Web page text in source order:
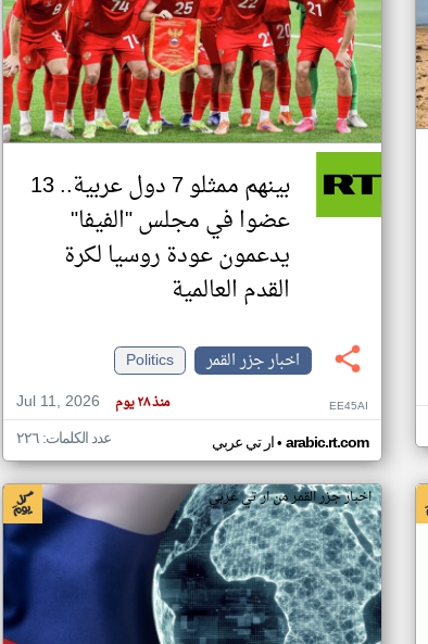
بينهم ممثلو 7 دول عربية.. 13
عضوا في مجلس "الفيفا"
يدعمون عودة روسيا لكرة
القدم العالمية
اخبار جزر القمر
Politics
Jul 11, 2026
منذ ٢٨ يوم EE45AI
ار تي عربي• arabic.rt.com عدد الكلمات: ٢٢٦
اخبار جزر القمر من ار تي عربي